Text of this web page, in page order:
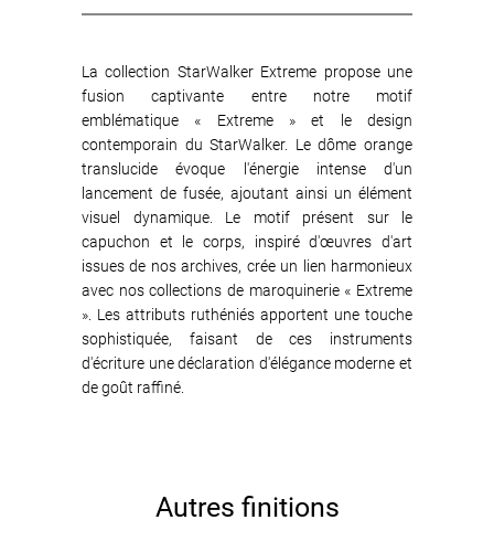
La collection StarWalker Extreme propose une
fusion captivante entre notre motif
emblématique « Extreme » et le design
contemporain du StarWalker. Le dôme orange
translucide évoque l'énergie intense d'un
lancement de fusée, ajoutant ainsi un élément
visuel dynamique. Le motif présent sur le
capuchon et le corps, inspiré d'œuvres d'art
issues de nos archives, crée un lien harmonieux
avec nos collections de maroquinerie « Extreme
». Les attributs ruthéniés apportent une touche
sophistiquée, faisant de ces instruments
d'écriture une déclaration d'élégance moderne et
de goût raffiné.
Autres finitions